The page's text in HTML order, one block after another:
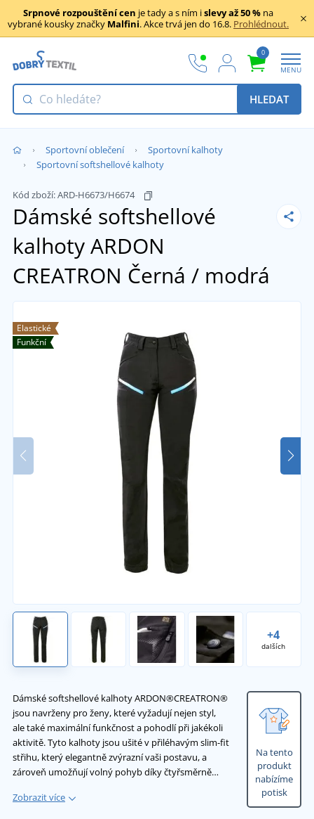
Srpnové rozpouštění cen je tady a s ním islevy až 50 % na
vybrané kousky značky Malfini. Akce trvá jen do 16.8. Prohlédnout.
0
MENU
HLEDAT
Sportovní oblečení
Sportovní kalhoty
Sportovní softshellové kalhoty
Kód zboží:ARD-H6673/H6674
Dámské softshellové
kalhoty ARDON
CREATRON Černá / modrá
+4
dalších
Elastické
Funkční
Dámské softshellové kalhoty ARDON®CREATRON®
jsou navrženy pro ženy, které vyžadují nejen styl,
ale také maximální funkčnost a pohodlí při jakékoli
aktivitě. Tyto kalhoty jsou ušité v přiléhavým slim-fit
střihu, který elegantně zvýrazní vaši postavu, a
zároveň umožňují volný pohyb díky čtyřsměrně…
Zobrazit více
Na tento
produkt
nabízíme
potisk